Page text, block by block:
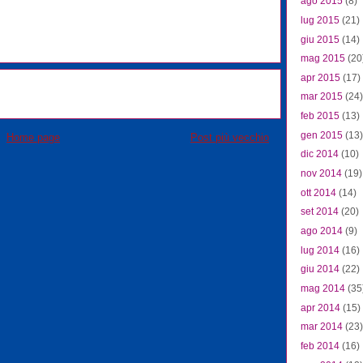
Post più vecchio
Home page
lug 2015 (21)
giu 2015 (14)
mag 2015
apr 2015 (17)
mar 2015 (24)
feb 2015 (13)
gen 2015 (13)
dic 2014 (10)
nov 2014 (19)
ott 2014 (14)
set 2014 (20)
ago 2014 (9)
lug 2014 (16)
giu 2014 (22)
mag 2014
apr 2014 (15)
mar 2014 (23)
feb 2014 (16)